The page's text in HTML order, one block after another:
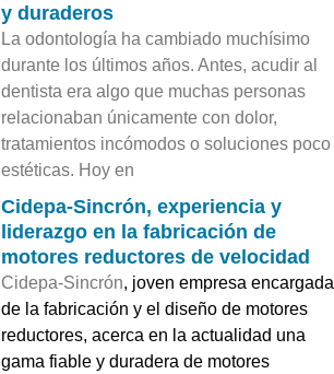
y duraderos
La odontología ha cambiado muchísimo
durante los últimos años. Antes, acudir al
dentista era algo que muchas personas
relacionaban únicamente con dolor,
tratamientos incómodos o soluciones poco
estéticas. Hoy en
Cidepa-Sincrón, experiencia y
liderazgo en la fabricación de
motores reductores de velocidad
Cidepa-Sincrón, joven empresa encargada
de la fabricación y el diseño de motores
reductores, acerca en la actualidad una
gama fiable y duradera de motores